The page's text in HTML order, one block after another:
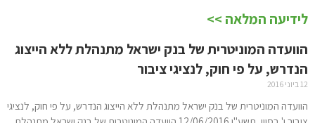
לידיעה המלאה >>
הוועדה המוניטרית של בנק ישראל מתנהלת ללא הייצוג
הנדרש, על פי חוק, לנציגי ציבור
12 ביוני 2016
הוועדה המוניטרית של בנק ישראל מתנהלת ללא הייצוג הנדרש, על פי חוק, לנציגי